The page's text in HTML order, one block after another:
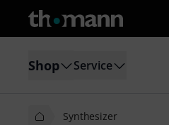
Shop Service
Synthesizer